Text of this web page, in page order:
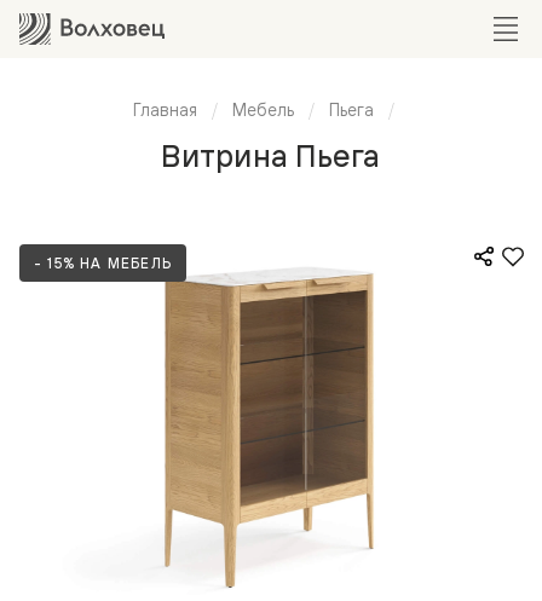
Главная Мебель Пьега
Витрина Пьега
- 15% НА МЕБЕЛЬ